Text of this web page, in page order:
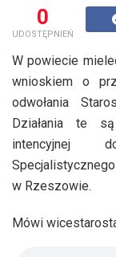
0
UDOSTĘPNIEŃ
W powiecie
wnioskiem o
odwołania
Działania te
intencyjnej
w Rzeszowie.
Mówi